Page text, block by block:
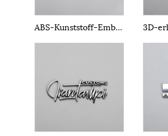
ABS-Kunststoff-Emblem